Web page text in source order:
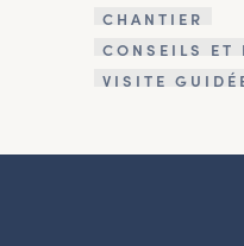
CHANTIER
CONSEILS ET
VISITE